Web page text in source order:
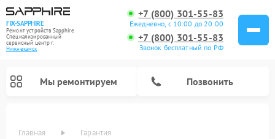
FIX-SAPPHIRE
Ремонт устройств Sapphire
Специализированный
cервисный центр г.
Нижнекамск
+7 (800) 301-55-83
Ежедневно, с 10:00 до 20:00
+7 (800) 301-55-83
Звонок бесплатный по РФ
Мы ремонтируем Позвонить
Главная Гарантия